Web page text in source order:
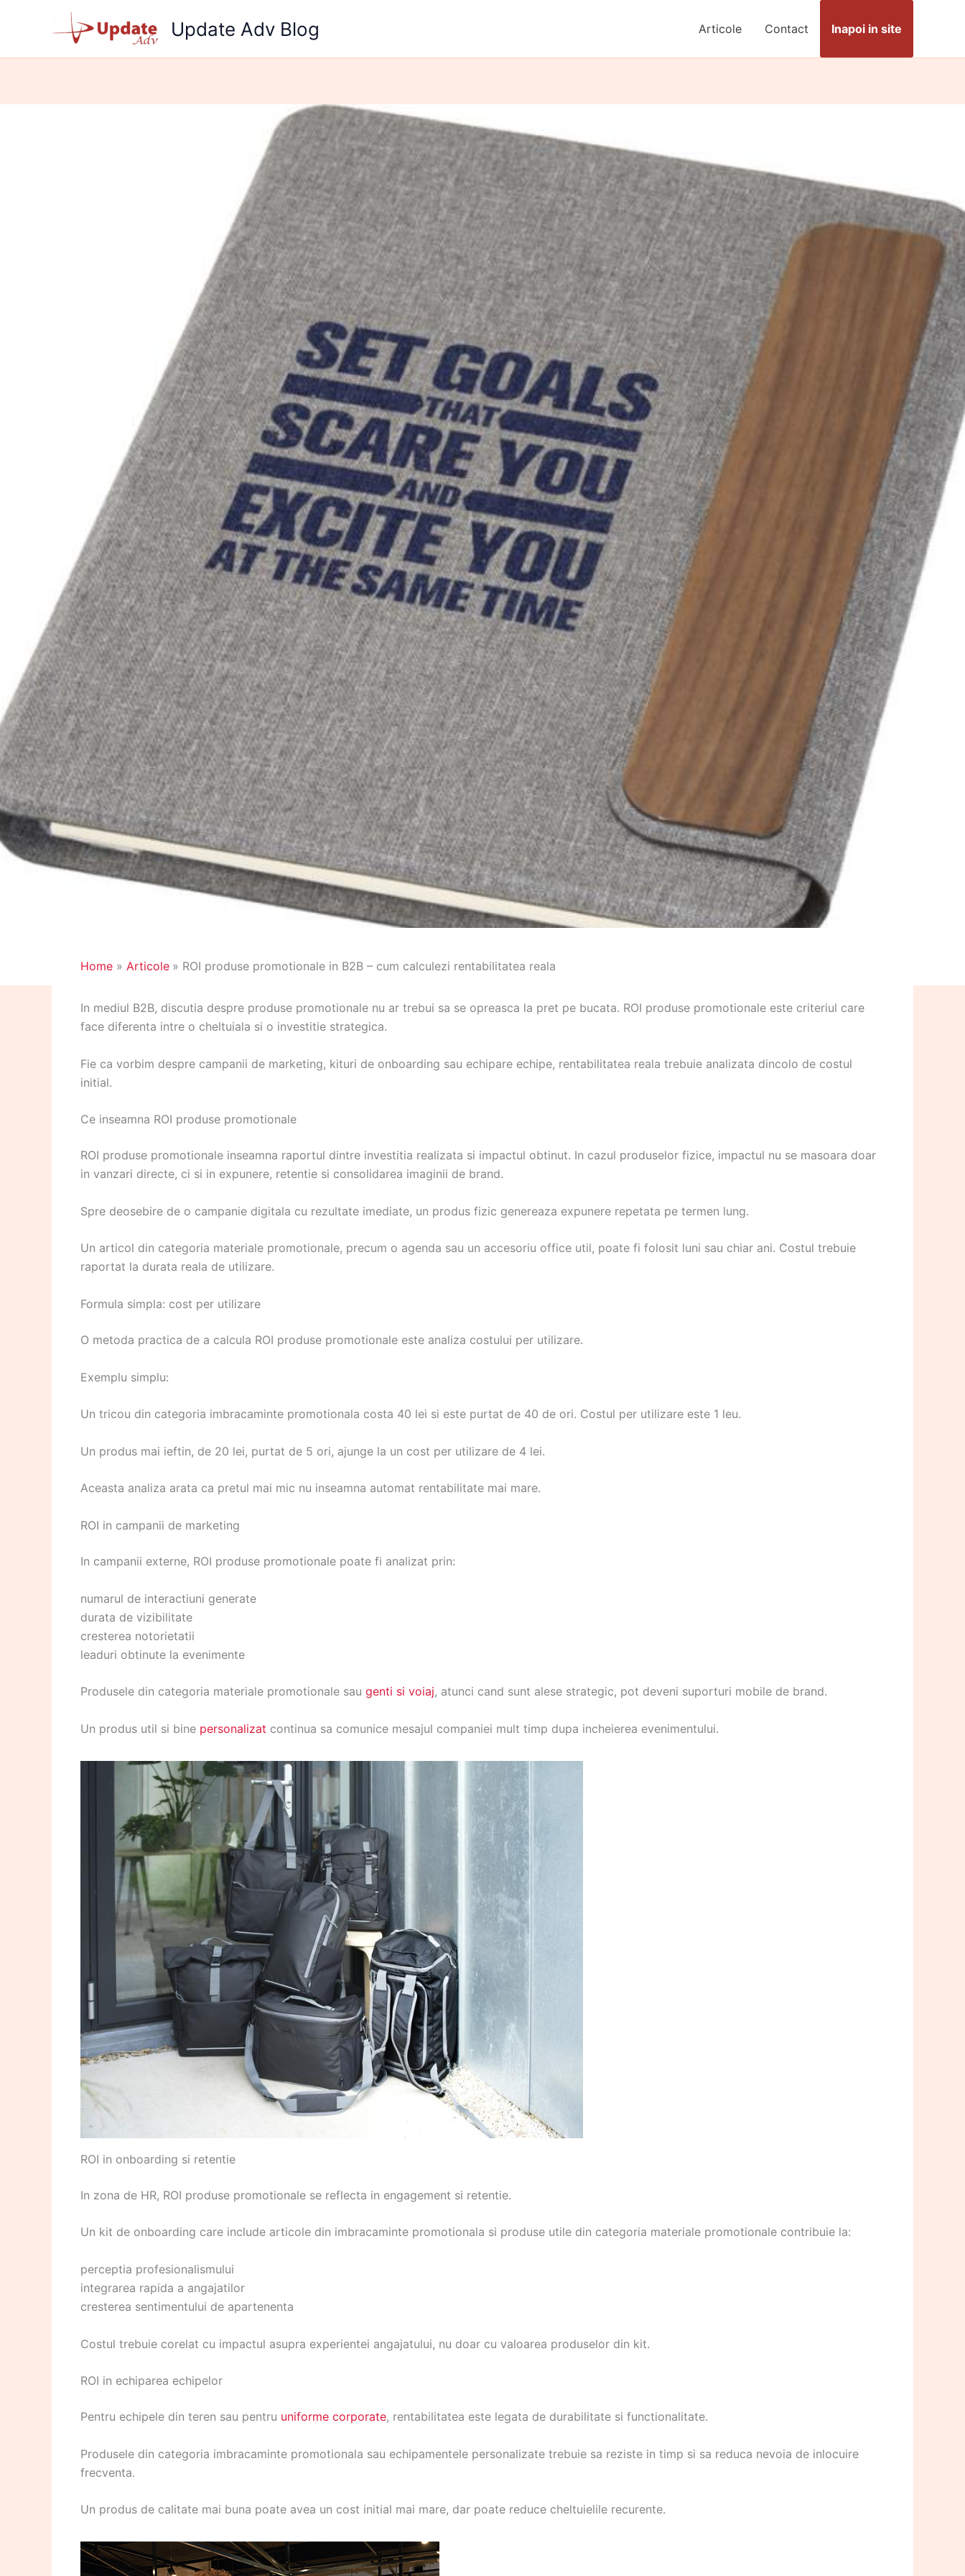
Update Adv Blog Articole Contact Inapoi in site
Home Articole ROI produse promotionale in B2B – cum calculezi rentabilitatea reala
In mediul B2B, discutia despre produse promotionale nu ar trebui sa se opreasca la pret pe bucata. ROI produse promotionale este criteriul care
face diferenta intre o cheltuiala si o investitie strategica.
Fie ca vorbim despre campanii de marketing, kituri de onboarding sau echipare echipe, rentabilitatea reala trebuie analizata dincolo de costul
initial.
Ce inseamna ROI produse promotionale
ROI produse promotionale inseamna raportul dintre investitia realizata si impactul obtinut. In cazul produselor fizice, impactul nu se masoara doar
in vanzari directe, ci si in expunere, retentie si consolidarea imaginii de brand.
Spre deosebire de o campanie digitala cu rezultate imediate, un produs fizic genereaza expunere repetata pe termen lung.
Un articol din categoria materiale promotionale, precum o agenda sau un accesoriu office util, poate fi folosit luni sau chiar ani. Costul trebuie
raportat la durata reala de utilizare.
Formula simpla: cost per utilizare
O metoda practica de a calcula ROI produse promotionale este analiza costului per utilizare.
Exemplu simplu:
Un tricou din categoria imbracaminte promotionala costa 40 lei si este purtat de 40 de ori. Costul per utilizare este 1 leu.
Un produs mai ieftin, de 20 lei, purtat de 5 ori, ajunge la un cost per utilizare de 4 lei.
Aceasta analiza arata ca pretul mai mic nu inseamna automat rentabilitate mai mare.
ROI in campanii de marketing
In campanii externe, ROI produse promotionale poate fi analizat prin:
numarul de interactiuni generate
durata de vizibilitate
cresterea notorietatii
leaduri obtinute la evenimente
Produsele din categoria materiale promotionale sau genti si voiaj, atunci cand sunt alese strategic, pot deveni suporturi mobile de brand.
Un produs util si bine personalizat continua sa comunice mesajul companiei mult timp dupa incheierea evenimentului.
ROI in onboarding si retentie
In zona de HR, ROI produse promotionale se reflecta in engagement si retentie.
Un kit de onboarding care include articole din imbracaminte promotionala si produse utile din categoria materiale promotionale contribuie la:
perceptia profesionalismului
integrarea rapida a angajatilor
cresterea sentimentului de apartenenta
Costul trebuie corelat cu impactul asupra experientei angajatului, nu doar cu valoarea produselor din kit.
ROI in echiparea echipelor
Pentru echipele din teren sau pentru uniforme corporate, rentabilitatea este legata de durabilitate si functionalitate.
Produsele din categoria imbracaminte promotionala sau echipamentele personalizate trebuie sa reziste in timp si sa reduca nevoia de inlocuire
frecventa.
Un produs de calitate mai buna poate avea un cost initial mai mare, dar poate reduce cheltuielile recurente.